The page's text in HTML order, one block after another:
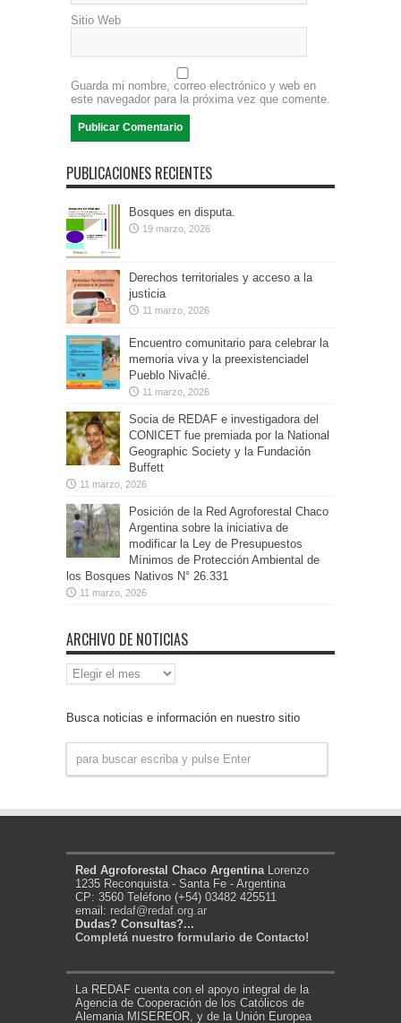
Sitio Web
Guarda mi nombre, correo electrónico y web en
este navegador para la próxima vez que comente.
PUBLICACIONES RECIENTES
Bosques en disputa.
19 marzo, 2026
Derechos territoriales y acceso a la
justicia
11 marzo, 2026
Encuentro comunitario para celebrar la
memoria viva y la preexistenciadel
Pueblo Nivaĉlé.
11 marzo, 2026
Socia de REDAF e investigadora del
CONICET fue premiada por la National
Geographic Society y la Fundación
Buffett
11 marzo, 2026
Posición de la Red Agroforestal Chaco
Argentina sobre la iniciativa de
modificar la Ley de Presupuestos
Mínimos de Protección Ambiental de
los Bosques Nativos N° 26.331
11 marzo, 2026
ARCHIVO DE NOTICIAS
Archivo
de
Busca noticias e información en nuestro sitio
Red Agroforestal Chaco Argentina Lorenzo
1235 Reconquista - Santa Fe - Argentina
CP: 3560 Teléfono (+54) 03482 425511
email: redaf@redaf.org.ar
Dudas? Consultas?...
Completá nuestro formulario de Contacto!
La REDAF cuenta con el apoyo integral de la
Agencia de Cooperación de los Católicos de
Alemania MISEREOR, y de la Unión Europea